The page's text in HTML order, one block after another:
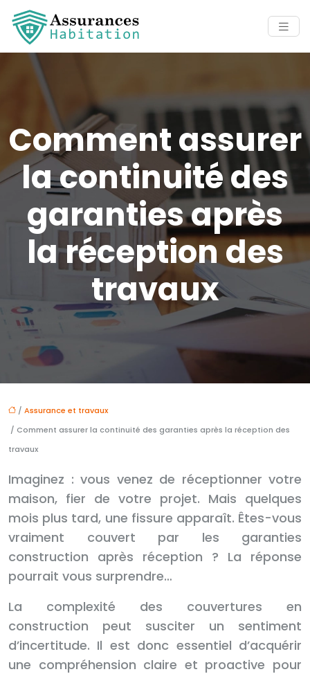
Comment assurer
la continuité des
garanties après
la réception des
travaux
/ Assurance et travaux
/ Comment assurer la continuité des garanties après la réception des
travaux
Imaginez : vous venez de réceptionner votre
maison, fier de votre projet. Mais quelques
mois plus tard, une fissure apparaît. Êtes-vous
vraiment couvert par les garanties
construction après réception ? La réponse
pourrait vous surprendre…
La complexité des couvertures en
construction peut susciter un sentiment
d’incertitude. Il est donc essentiel d’acquérir
une compréhension claire et proactive pour